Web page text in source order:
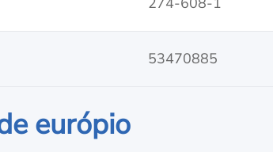
53470885
európio